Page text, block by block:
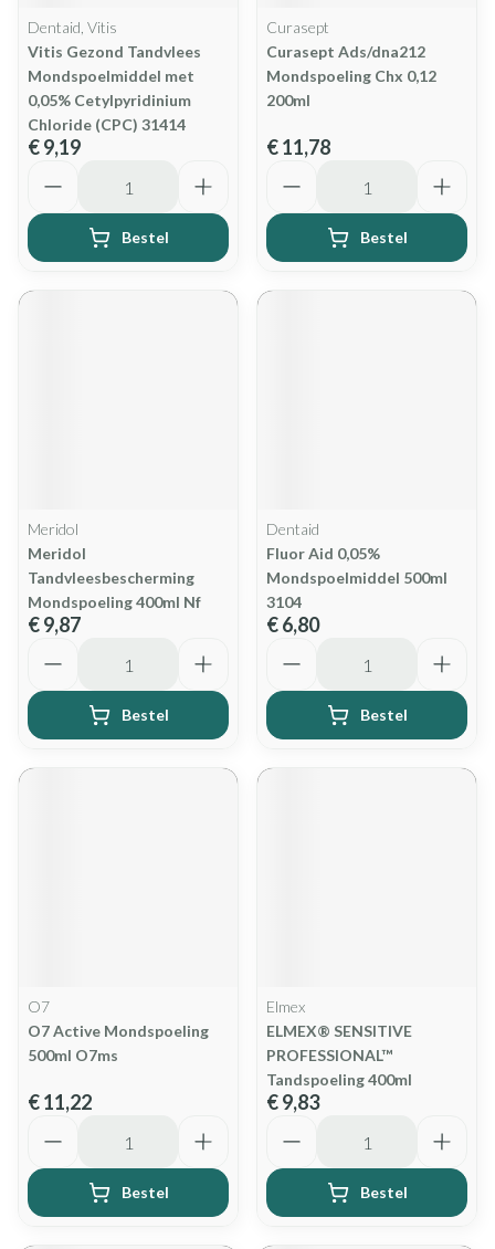
Dentaid, Vitis
Vitis Gezond Tandvlees
Mondspoelmiddel met
0,05% Cetylpyridinium
Chloride (CPC) 31414
€ 9,19
Bestel
Curasept
Curasept Ads/dna212
Mondspoeling Chx 0,12
200ml
€ 11,78
Bestel
Meridol
Meridol
Tandvleesbescherming
Mondspoeling 400ml Nf
€ 9,87
Bestel
Dentaid
Fluor Aid 0,05%
Mondspoelmiddel 500ml
3104
€ 6,80
Bestel
O7
O7 Active Mondspoeling
500ml O7ms
€ 11,22
Bestel
Elmex
ELMEX® SENSITIVE
PROFESSIONAL™
Tandspoeling 400ml
€ 9,83
Bestel